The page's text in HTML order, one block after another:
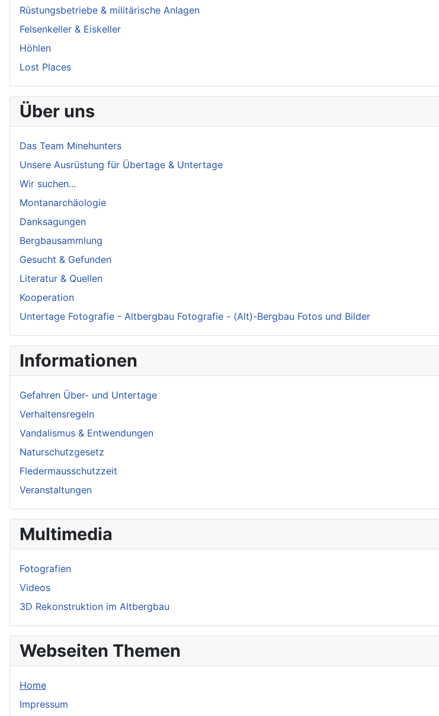
Rüstungsbetriebe & militärische Anlagen
Felsenkeller & Eiskeller
Höhlen
Lost Places
Über uns
Das Team Minehunters
Unsere Ausrüstung für Übertage & Untertage
Wir suchen...
Montanarchäologie
Danksagungen
Bergbausammlung
Gesucht & Gefunden
Literatur & Quellen
Kooperation
Untertage Fotografie - Altbergbau Fotografie - (Alt)-Bergbau Fotos und Bilder
Informationen
Gefahren Über- und Untertage
Verhaltensregeln
Vandalismus & Entwendungen
Naturschutzgesetz
Fledermausschutzzeit
Veranstaltungen
Multimedia
Fotografien
Videos
3D Rekonstruktion im Altbergbau
Webseiten Themen
Home
Impressum